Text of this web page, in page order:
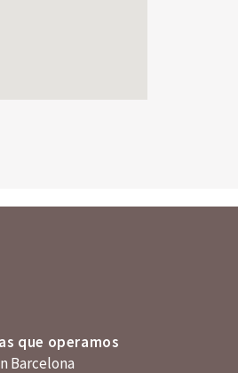
que operamos
Barcelona